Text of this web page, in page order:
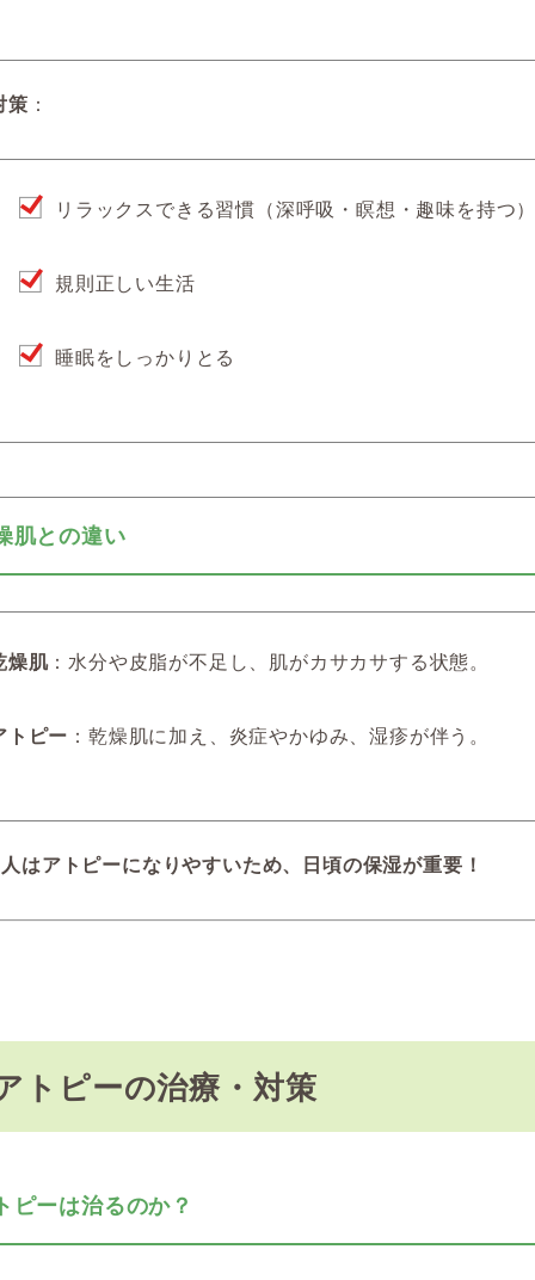
策 ：
リラックスできる習慣（深呼吸・瞑想・趣味を持つ
規則正しい生活
睡眠をしっかりとる
肌との違い
燥肌：水分や皮脂が不足し、肌がカサカサする状態。
トピー ：乾燥肌に加え、炎症やかゆみ、湿疹が伴う。
はアトピーになりやすいため、日頃の保湿が重要！
トピーの治療・対策
ピーは治るのか？